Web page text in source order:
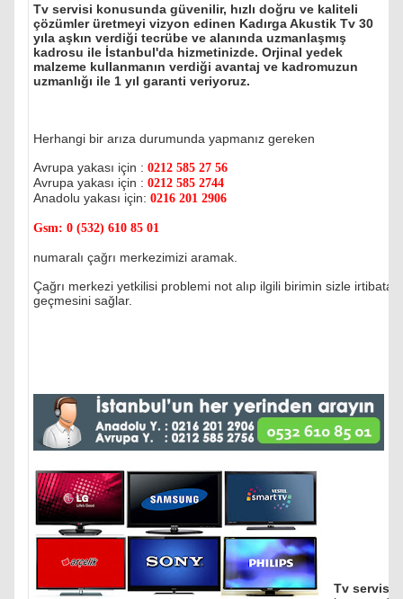
Tv servisi konusunda güvenilir, hızlı doğru ve kaliteli
çözümler üretmeyi vizyon edinen Kadırga Akustik Tv 30
yıla aşkın verdiği tecrübe ve alanında uzmanlaşmış
kadrosu ile İstanbul'da hizmetinizde. Orjinal yedek
malzeme kullanmanın verdiği avantaj ve kadromuzun
uzmanlığı ile 1 yıl garanti veriyoruz.
Herhangi bir arıza durumunda yapmanız gereken
Avrupa yakası için : 0212 585 27 56
Avrupa yakası için : 0212 585 2744
Anadolu yakası için: 0216 201 2906
Gsm: 0 (532) 610 85 01
numaralı çağrı merkezimizi aramak.
Çağrı merkezi yetkilisi problemi not alıp ilgili birimin sizle irtibata
geçmesini sağlar.
Tv servisi